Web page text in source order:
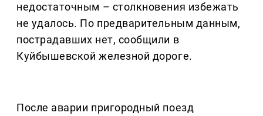
недостаточным – столкновения избежать
не удалось. По предварительным данным,
пострадавших нет, сообщили в
Куйбышевской железной дороге.
После аварии пригородный поезд